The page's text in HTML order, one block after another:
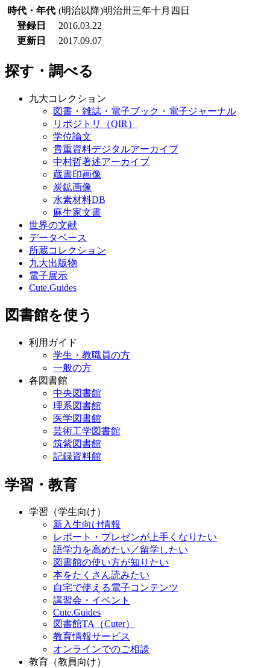
時代・年代 (明治以降)明治卅三年十月四日
登録日
2016.03.22
更新日
2017.09.07
探す・調べる
九大コレクション
図書・雑誌・電子ブック・電子ジャーナル
リポジトリ（QIR）
学位論文
貴重資料デジタルアーカイブ
中村哲著述アーカイブ
蔵書印画像
炭鉱画像
水素材料DB
麻生家文書
世界の文献
データベース
所蔵コレクション
九大出版物
電子展示
Cute.Guides
図書館を使う
利用ガイド
学生・教職員の方
一般の方
各図書館
中央図書館
理系図書館
医学図書館
芸術工学図書館
筑紫図書館
記録資料館
学習・教育
学習（学生向け）
新入生向け情報
レポート・プレゼンが上手くなりたい
語学力を高めたい／留学したい
図書館の使い方が知りたい
本をたくさん読みたい
自宅で使える電子コンテンツ
講習会・イベント
Cute.Guides
図書館TA（Cuter）
教育情報サービス
オンラインでのご相談
教育（教員向け）